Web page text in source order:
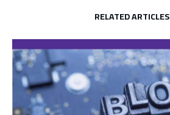
RELATED ARTICLES